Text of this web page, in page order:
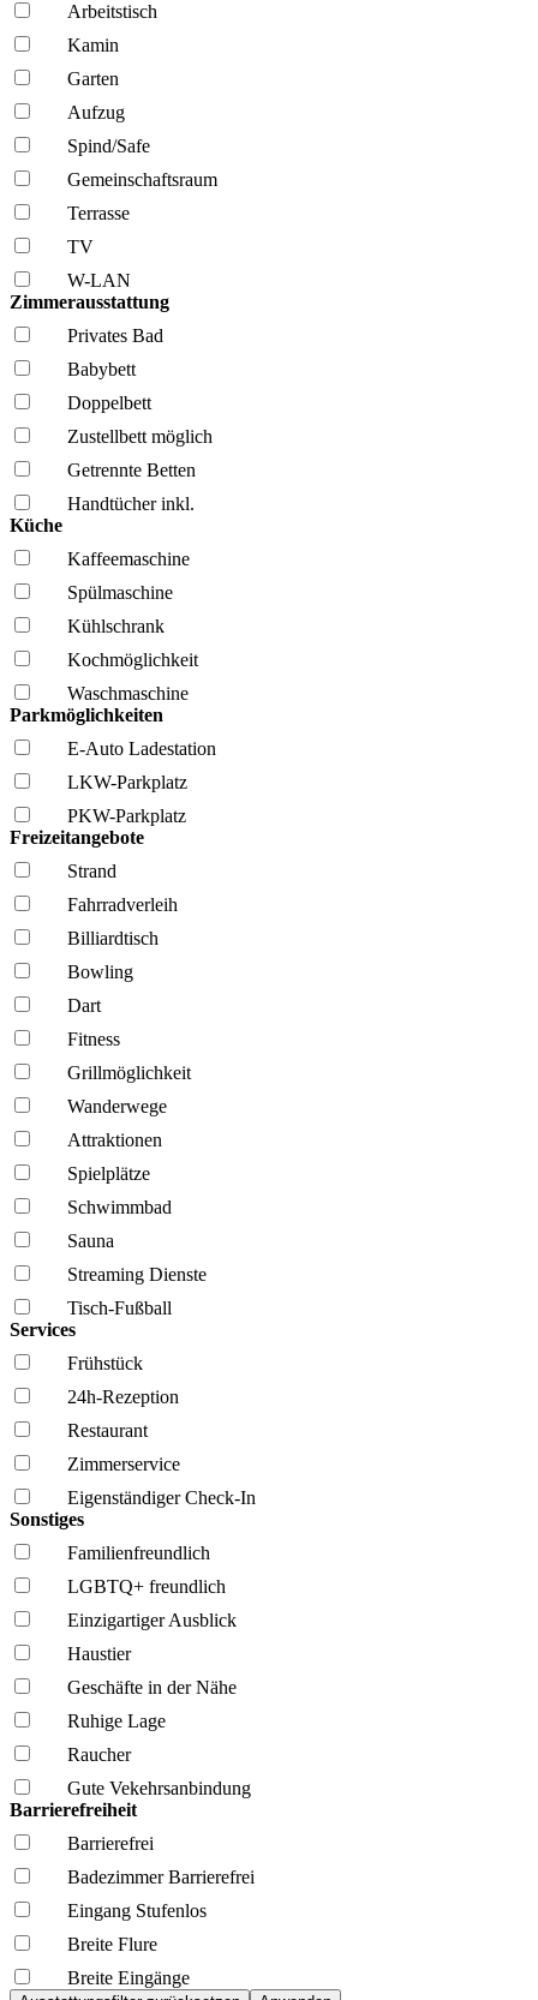
Arbeitstisch
Kamin
Garten
Aufzug
Spind/Safe
Gemeinschafts­raum
Terrasse
TV
W-LAN
Zimmerausstattung
Privates Bad
Babybett
Doppelbett
Zustellbett möglich
Getrennte Betten
Handtücher inkl.
Küche
Kaffee­maschine
Spül­maschine
Kühl­schrank
Kochmöglich­keit
Wasch­maschine
Parkmöglichkeiten
E-Auto Ladestation
LKW-Parkplatz
PKW-Parkplatz
Freizeitangebote
Strand
Fahrrad­verleih
Billiardtisch
Bowling
Dart
Fitness
Grillmöglich­keit
Wanderwege
Attraktionen
Spielplätze
Schwimmbad
Sauna
Streaming Dienste
Tisch-Fußball
Services
Frühstück
24h-Rezeption
Restaurant
Zimmerservice
Eigenständiger Check-In
Sonstiges
Familien­freundlich
LGBTQ+ freundlich
Einzigartiger Ausblick
Haustier
Geschäfte in der Nähe
Ruhige Lage
Raucher
Gute Vekehrsanbindung
Barrierefreiheit
Barrierefrei
Badezimmer Barrierefrei
Eingang Stufenlos
Breite Flure
Breite Eingänge